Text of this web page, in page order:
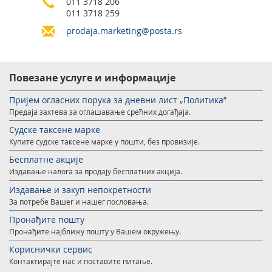
Правилно адресовање
Списак забрањених артикала за увоз
Пуномоћје за уручење поштанских пошиљака
Услуге за Банку Поштанску штедионицу а. д.
Специфичне услуге
Мобилна апликација Поште Србије
Продаја, издавање и закуп непокретности
Продаја и преконфигурација ТАГ уређаја
011 3718 259
prodaja.marketing@posta.rs
Повезане услуге и информације
Пријем огласних порука за дневни лист „Политика”
Предајa захтевa за оглашавање срећних догађаја.
Судске таксене марке
Купите судске таксене марке у пошти, без провизије.
Бесплатне акције
Издавање налога за продају бесплатних акција.
Издавање и закуп непокретности
За потребе Вашег и нашег пословања.
Пронађите пошту
Пронађите најближу пошту у Вашем окружењу.
Кориснички сервис
Контактирајте нас и поставите питање.